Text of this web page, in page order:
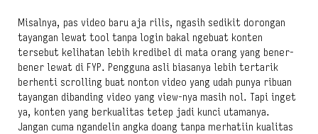
Misalnya, pas video baru aja rilis, ngasih sedikit dorongan
tayangan lewat tool tanpa login bakal ngebuat konten
tersebut kelihatan lebih kredibel di mata orang yang bener-
bener lewat di FYP. Pengguna asli biasanya lebih tertarik
berhenti scrolling buat nonton video yang udah punya ribuan
tayangan dibanding video yang view-nya masih nol. Tapi inget
ya, konten yang berkualitas tetep jadi kunci utamanya.
Jangan cuma ngandelin angka doang tanpa merhatiin kualitas